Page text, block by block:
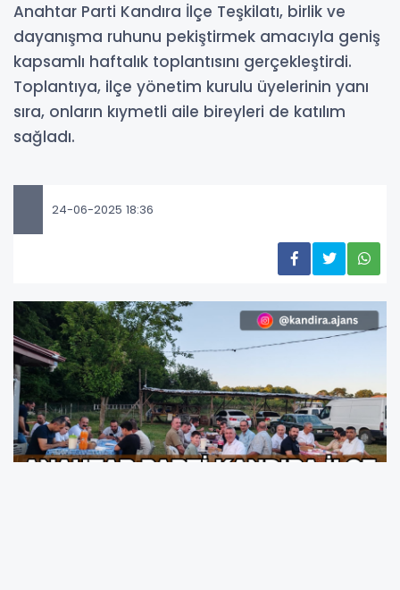
Anahtar Parti Kandıra İlçe Teşkilatı, birlik ve
dayanışma ruhunu pekiştirmek amacıyla geniş
kapsamlı haftalık toplantısını gerçekleştirdi.
Toplantıya, ilçe yönetim kurulu üyelerinin yanı
sıra, onların kıymetli aile bireyleri de katılım
sağladı.
24-06-2025 18:36